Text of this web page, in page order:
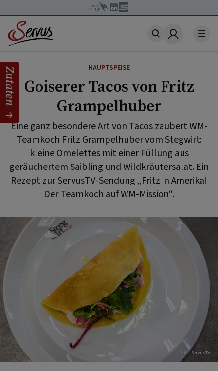
Account
HAUPTSPEISE
Goiserer Tacos von Fritz
Grampelhuber
Eine ganz besondere Art von Tacos zaubert WM-
Teamkoch Fritz Grampelhuber vom Stegwirt:
kleine Omelettes mit einer Füllung aus
geräuchertem Saibling und Wildkräutersalat. Ein
Rezept zur ServusTV-Sendung „Fritz in Amerika!
Der Teamkoch auf WM-Mission“.
Foto: ServusTV
Zutaten